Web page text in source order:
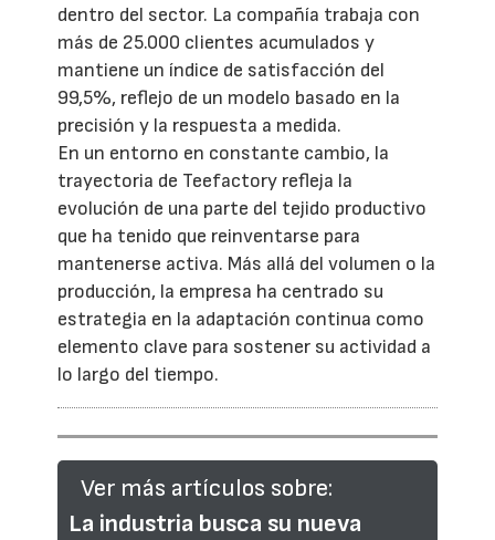
dentro del sector. La compañía trabaja con
más de 25.000 clientes acumulados y
mantiene un índice de satisfacción del
99,5%, reflejo de un modelo basado en la
precisión y la respuesta a medida.
En un entorno en constante cambio, la
trayectoria de Teefactory refleja la
evolución de una parte del tejido productivo
que ha tenido que reinventarse para
mantenerse activa. Más allá del volumen o la
producción, la empresa ha centrado su
estrategia en la adaptación continua como
elemento clave para sostener su actividad a
lo largo del tiempo.
Ver más artículos sobre:
La industria busca su nueva